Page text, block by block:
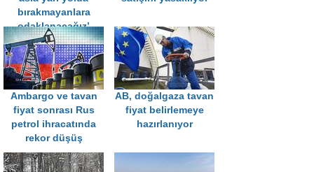
bırakmayanlara
odaklanacağız’
Ambargo ve tavan
fiyat sonrası Rus
petrol ihracatında
rekor düşüş
AB, doğalgaza tavan
fiyat belirlemeye
hazırlanıyor